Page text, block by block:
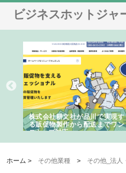
ビジネスホットジャ
株式会社耕文社が品川で実現す
る販促物製作から配送までワン
ストップ対応
ホーム > その他業種 > その他_法人